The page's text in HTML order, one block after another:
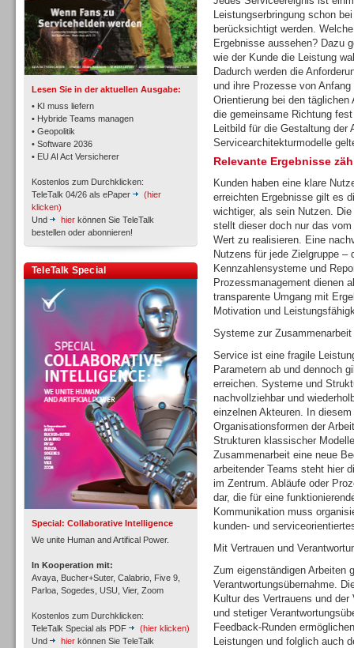
Lesen Sie in der aktuellen Ausgabe:
• KI muss liefern
• Hybride Teams managen
• Geopolitik
• Software 2036
• EU AI Act Versicherer
Kostenlos zum Durchklicken:
TeleTalk 04/26 als ePaper
(hier
klicken)
Und
hier können Sie TeleTalk
bestellen oder abonnieren!
TeleTalk Special
Special: Collaborative Intelligence
We unite Human and Artifical Power.
In Kooperation mit:
Avaya, Bucher+Suter, Calabrio, Five 9,
Parloa, Sogedes, USU, Vier, Zoom
Kostenlos zum Durchklicken:
TeleTalk Special als PDF
(hier klicken)
Und
hier können Sie TeleTalk
TK- und ACD-Systeme
Workforce-Management
Personal
Personal
Leistungserbringung schon
berücksichtigt werden.
Ergebnisse aussehen? Dazu
wie der Kunde die Leistung
Dadurch werden die
und ihre Prozesse von
Orientierung bei den
die gemeinsame Richtung
Leitbild für die Gestaltung der
Servicearchitekturmodelle
Relevante Ergebnisse
Kunden haben eine klare
erreichten Ergebnisse gilt es
wichtiger, als sein Nutzen.
stellt dieser doch nur das
Wert zu realisieren. Eine
Nutzens für jede Zielgruppe –
Kennzahlensysteme und
Prozessmanagement dienen
transparente Umgang mit
Motivation und
Systeme zur
Service ist eine fragile
Parametern ab und dennoch
erreichen. Systeme und
nachvollziehbar und
einzelnen Akteuren. In
Organisationsformen der
Strukturen klassischer
Zusammenarbeit eine neue
arbeitender Teams steht hier
im Zentrum. Abläufe oder
dar, die für eine
Kommunikation muss
kunden- und
Mit Vertrauen und
Zum eigenständigen Arbeiten
Verantwortungsübernahme.
Kultur des Vertrauens und
und stetiger
Feedback-Runden
Leistungen und folglich auch